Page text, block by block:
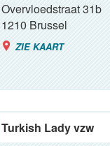
Overvloedstraat 31b
1210Brussel
ZIE KAART
Turkish Lady vzw